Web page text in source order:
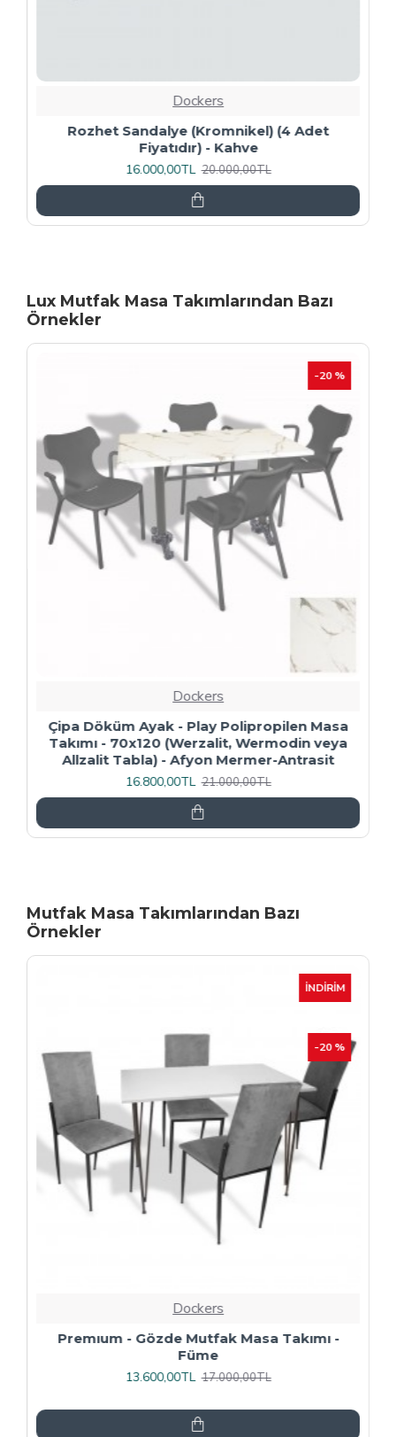
Dockers
Rozhet Sandalye (Kromnikel) (4 Adet
Fiyatıdır) - Kahve
16.000,00TL 20.000,00TL
Lux Mutfak Masa Takımlarından Bazı
Örnekler
-20 %
Dockers
Çipa Döküm Ayak - Play Polipropilen Masa
Takımı - 70x120 (Werzalit, Wermodin veya
Allzalit Tabla) - Afyon Mermer-Antrasit
16.800,00TL 21.000,00TL
Mutfak Masa Takımlarından Bazı
Örnekler
İNDIRIM
-20 %
Dockers
Premıum - Gözde Mutfak Masa Takımı -
Füme
13.600,00TL 17.000,00TL